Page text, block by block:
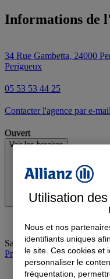
Informations de
34 Rue Gambetta, 24000
Perigueux
05 53 53 44 25
Contacter l'agence par e-mail
Ouvert
Voir les horaires
Samedi: 09:00-12:00
Prendre rendez-vous à
Utilisation
Nous et nos
identifiants uniques
le site. Ces cookies et
personnaliser le
fréquentation,